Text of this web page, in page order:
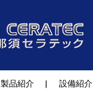
製品紹介 設備紹介